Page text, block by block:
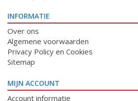
INFORMATIE
Over ons
Algemene voorwaarden
Privacy Policy en Cookies
Sitemap
MIJN ACCOUNT
Account informatie